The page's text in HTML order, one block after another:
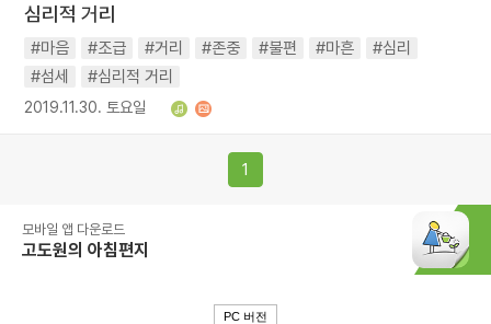
심리적 거리
#마음 #조급 #거리 #존중 #불편 #마흔
#심리
#섬세
#심리적 거리
2019.11.30. 토요일
1
모바일 앱 다운로드
고도원의 아침편지
PC 버전